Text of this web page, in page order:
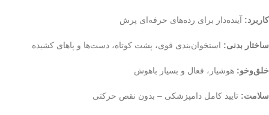
کاربرد: آینده‌دار برای رده‌های حرفه‌ای پرش
ساختار بدنی: استخوان‌بندی قوی، پشت کوتاه، دست‌ها و پاهای کشیده
خلق‌وخو: هوشیار، فعال و بسیار باهوش
سلامت: تایید کامل دامپزشکی – بدون نقص حرکتی